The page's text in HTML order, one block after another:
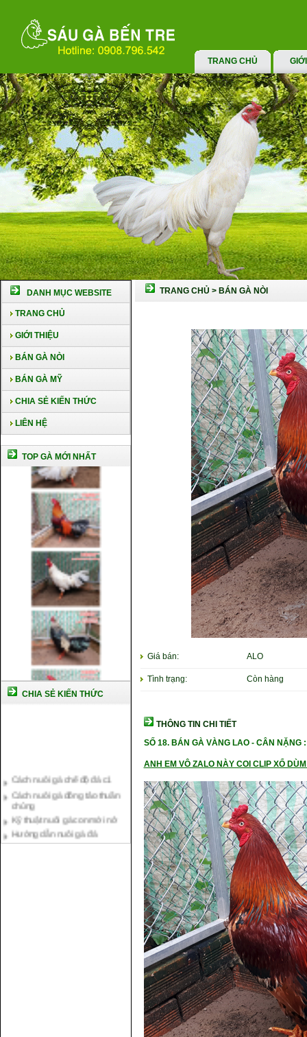
TRANG CHỦ
DANH MỤC WEBSITE
TRANG CHỦ
GIỚI THIỆU
BÁN GÀ NÒI
BÁN GÀ MỸ
CHIA SẺ KIẾN THỨC
LIÊN HỆ
TOP GÀ MỚI NHẤT
CHIA SẺ KIẾN THỨC
Cách nuôi gà đông tảo thuần
Kỹ thuật nuôi gà con mới nở
Hướng dẫn nuôi gà đá
Tại sao bạn cần biết cách nuôi
gà chọi ?
TRANG CHỦ > BÁN GÀ NÒI
Giá bán: ALO
Tình trạng: Còn hàng
THÔNG TIN CHI TIẾT
SỐ 18. BÁN GÀ VÀNG LAO -CÂN NẶNG
ANH EM VÔ ZALO NÀY COI CLIP XỔ